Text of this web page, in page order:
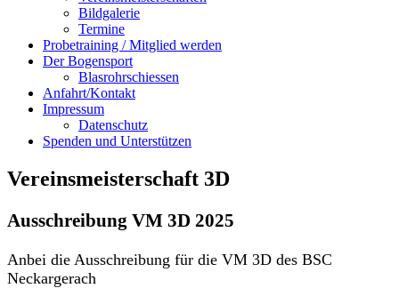
Bildgalerie
Termine
Probetraining / Mitglied werden
Der Bogensport
Blasrohrschiessen
Anfahrt/Kontakt
Impressum
Datenschutz
Spenden und Unterstützen
Vereinsmeisterschaft 3D
Ausschreibung VM 3D 2025
Anbei die Ausschreibung für die VM 3D des BSC
Neckargerach